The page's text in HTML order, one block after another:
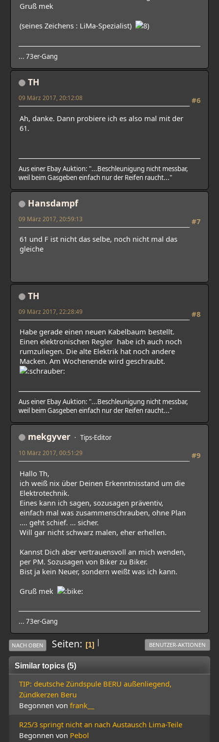
Gruß mek
(seines Zeichens : LiMa-Spezialist)
... 73er-Gang
TH
#6
09 März 2017, 20:12:08
Ah, danke. Dann probiere ich es also mal mit der
61.
Aus einer Ebay Auktion: "...Beschleunigung nicht messbar,
weil beim Gasgeben einfach nur der Reifen raucht..."
Hansdampf
#7
09 März 2017, 20:59:13
61 und F ist nicht das selbe, noch nicht mal das
gleiche
TH
#8
09 März 2017, 22:28:49
Habe gerade einen neuen Kabelbaum bestellt.
Einen elektronischen Regler habe ich auch noch
rumzuliegen. Die alte Elektrik hat noch andere
Macken. Am Wochenende wird geschraubt.
Aus einer Ebay Auktion: "...Beschleunigung nicht messbar,
weil beim Gasgeben einfach nur der Reifen raucht..."
mekgyver Tips-Editor
#9
10 März 2017, 00:51:29
Hallo Th,
ich weiß nix über Deinen Erkenntnisstand um die
Elektrotechnik.
Eines kann ich sagen, sozusagen präventiv,
einfach mal was zusammenschrauben, ohne Plan
.... geht schief. ... sicher.
Will gar nicht schwarz malen, eher erhellen.
Kannst Dich aber vertrauensvoll an mich wenden,
per PM. Sozusagen von Biker zu Biker.
Bist ja kein Neuer, sondern weißt was ich kann.
Gruß mek
... 73er-Gang
|
NACH OBEN Seiten 1 BENUTZER-AKTIONEN
Similar topics (5)
TIP: deutsche Zündspule BERU außenliegend,
Zündkerzen Beru
Begonnen von frank__
R25/3 springt nicht an nach Austausch Lima-Teile
Begonnen von Pebol